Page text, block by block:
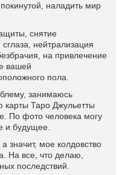
наладить мир
снятие
нейтрализация
на привлечение
вашей
пола.
занимаюсь
карты Таро Джульетты
По фото человека могу
и будущее.
значит, мое колдовство
На все, что делаю,
последствий.